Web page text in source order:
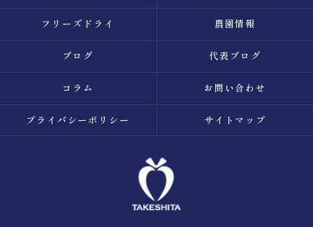
フリーズドライ 農園情報
ブログ 代表ブログ
コラム お問い合わせ
プライバシーポリシー サイトマップ